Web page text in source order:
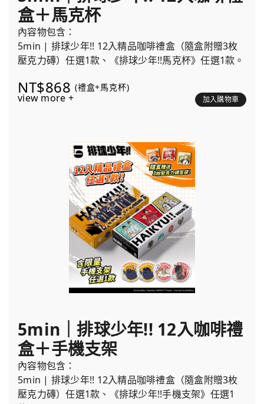
盒＋馬克杯
內容物包含：
5min | 排球少年!! 12入精品咖啡禮盒（隨盒附贈3枚
壓克力磚）任選1款、《排球少年!!馬克杯》任選1款。
NT$868 (禮盒+馬克杯)
view more + 加入購物車
5min｜排球少年!! 12入咖啡禮
盒＋手機支架
內容物包含：
5min | 排球少年!! 12入精品咖啡禮盒（隨盒附贈3枚
壓克力磚）任選1款、《排球少年!!手機支架》任選1